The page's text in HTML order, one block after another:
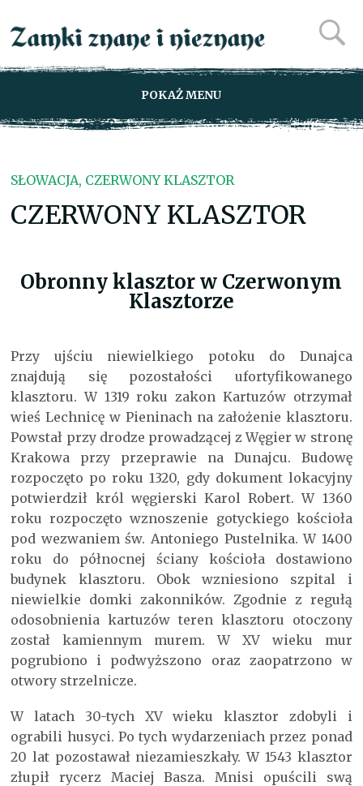
POKAŻ MENU
SŁOWACJA, CZERWONY KLASZTOR
CZERWONY KLASZTOR
Obronny klasztor w Czerwonym
Klasztorze
Przy ujściu niewielkiego potoku do Dunajca
znajdują się pozostałości ufortyfikowanego
klasztoru. W 1319 roku zakon Kartuzów otrzymał
wieś Lechnicę w Pieninach na założenie klasztoru.
Powstał przy drodze prowadzącej z Węgier w stronę
Krakowa przy przeprawie na Dunajcu. Budowę
rozpoczęto po roku 1320, gdy dokument lokacyjny
potwierdził król węgierski Karol Robert. W 1360
roku rozpoczęto wznoszenie gotyckiego kościoła
pod wezwaniem św. Antoniego Pustelnika. W 1400
roku do północnej ściany kościoła dostawiono
budynek klasztoru. Obok wzniesiono szpital i
niewielkie domki zakonników. Zgodnie z regułą
odosobnienia kartuzów teren klasztoru otoczony
został kamiennym murem. W XV wieku mur
pogrubiono i podwyższono oraz zaopatrzono w
otwory strzelnicze.
W latach 30-tych XV wieku klasztor zdobyli i
ograbili husyci. Po tych wydarzeniach przez ponad
20 lat pozostawał niezamieszkały. W 1543 klasztor
złupił rycerz Maciej Basza. Mnisi opuścili swą